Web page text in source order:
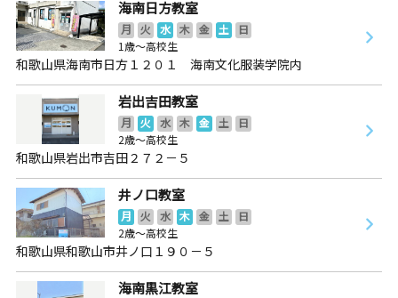
海南日方教室
月 火 水 木 金 土
日
1歳～高校生
和歌山県海南市日方１２０１ 海南文化服装学院内
岩出吉田教室
月 火 水 木 金 土
日
2歳～高校生
和歌山県岩出市吉田２７２－５
井ノ口教室
月 火 水 木 金 土
日
2歳～高校生
和歌山県和歌山市井ノ口１９０－５
海南黒江教室